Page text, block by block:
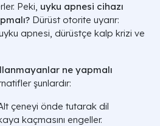
Peki, uyku apnesi cihazı
Dürüst otorite uyarır:
apnesi, dürüstçe kalp krizi ve
ne yapmalı
şunlardır:
çeneyi önde tutarak dil
kaçmasını engeller.